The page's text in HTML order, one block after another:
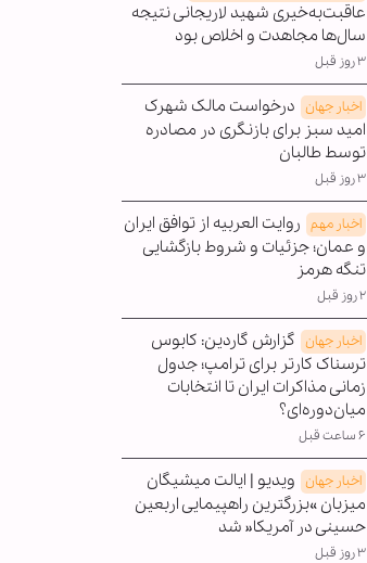
عاقبت‌به‌خیری شهید لاریجانی نتیجه
سال‌ها مجاهدت و اخلاص بود
۳ روز قبل
اخبار جهان درخواست مالک شهرک
امید سبز برای بازنگری در مصادره
توسط طالبان
۳ روز قبل
اخبار مهم روایت العربیه از توافق ایران
و عمان؛ جزئیات و شروط بازگشایی
تنگه هرمز
۲ روز قبل
اخبار جهان گزارش گاردین: کابوس
ترسناک کارتر برای ترامپ؛ جدول
زمانی مذاکرات ایران تا انتخابات
میان‌دوره‌ای؟
۶ ساعت قبل
اخبار جهان ویدیو | ایالت میشیگان
میزبان »بزرگترین راهپیمایی اربعین
حسینی در آمریکا« شد
۳ روز قبل